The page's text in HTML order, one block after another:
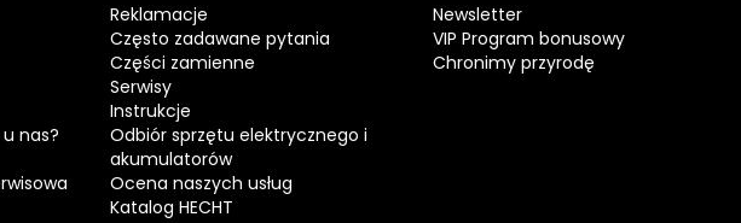
nas?
Reklamacje
Często zadawane pytania
Części zamienne
Serwisy
Instrukcje
Odbiór sprzętu elektrycznego i
akumulatorów
Ocena naszych usług
Katalog HECHT
Newsletter
VIP Program bonusowy
Chronimy przyrodę